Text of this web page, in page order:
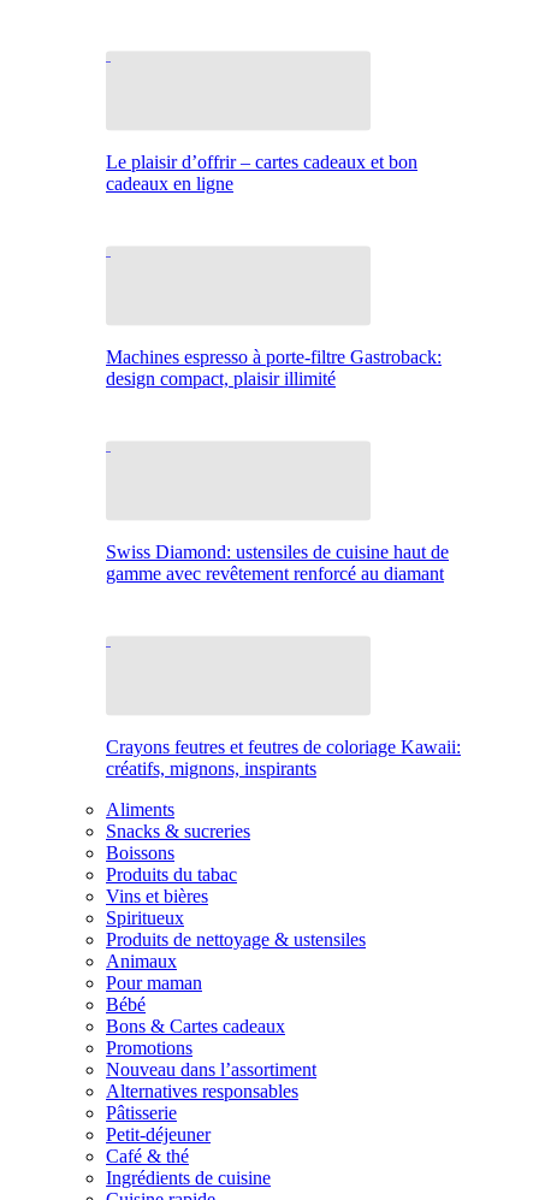
Le plaisir d’offrir – cartes cadeaux et bon
cadeaux en ligne
Machines espresso à porte-filtre Gastroback:
design compact, plaisir illimité
Swiss Diamond: ustensiles de cuisine haut de
gamme avec revêtement renforcé au diamant
Crayons feutres et feutres de coloriage Kawaii:
créatifs, mignons, inspirants
Aliments
Snacks & sucreries
Boissons
Produits du tabac
Vins et bières
Spiritueux
Produits de nettoyage & ustensiles
Animaux
Pour maman
Bébé
Bons & Cartes cadeaux
Promotions
Nouveau dans l’assortiment
Alternatives responsables
Pâtisserie
Petit-déjeuner
Café & thé
Ingrédients de cuisine